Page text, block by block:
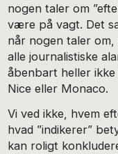
nogen taler om
være på vagt. Det
når nogen taler om,
alle journalistiske
åbenbart heller
Nice eller Monaco.
Vi ved ikke, hvem
hvad ”indikerer”
kan roligt